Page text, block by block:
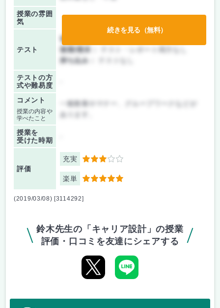
授業の雰囲
気
テスト
前期/中間：
後期/期末：
持ち込み：
テストの方
式や難易度
コメント
授業の内容や
学べたこと
一般教養やマナー、グループワークなどが
あります。
授業を
受けた時期
評価
充実 3
楽単 5
続きを見る（無料）
(2019/03/08) [3114292]
鈴木先生の「キャリア設計」の授業
評価・口コミを友達にシェアする